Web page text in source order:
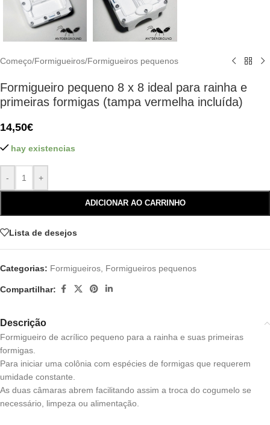
Começo/Formigueiros/Formigueiros pequenos
Formigueiro pequeno 8 x 8 ideal para rainha e
primeiras formigas (tampa vermelha incluída)
14,50€
hay existencias
- +
ADICIONAR AO CARRINHO
Lista de desejos
Categorias: Formigueiros, Formigueiros pequenos
Compartilhar:
Descrição
Formigueiro de acrílico pequeno para a rainha e suas primeiras
formigas.
Para iniciar uma colônia com espécies de formigas que requerem
umidade constante.
As duas câmaras abrem facilitando assim a troca do cogumelo se
necessário, limpeza ou alimentação.